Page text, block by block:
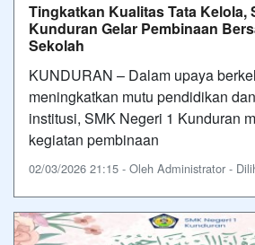
Tingkatkan Kualitas Tata Kelola,
Kunduran Gelar Pembinaan
Sekolah
KUNDURAN – Dalam upaya
meningkatkan mutu pendidikan
institusi, SMK Negeri 1 Kunduran
kegiatan pembinaan
02/03/2026 21:15 - Oleh Administrator -